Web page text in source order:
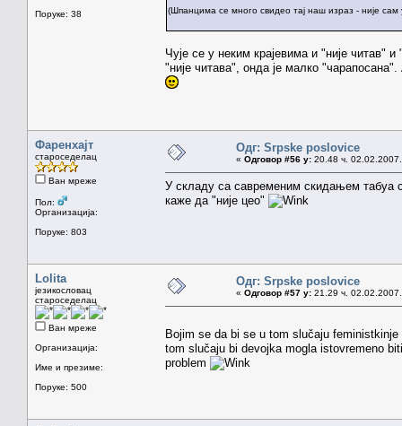
Поруке: 38 (Шпанцима се много свидео тај наш израз - није сам
Чује се у неким крајевима и "није читав"
"није читава", онда је малко
Фаренхајт
староседелац
Ван мреже
Пол:
Организација:
Поруке: 803
Одг: Srpske poslovice
« Одговор #56 у: 20.48 ч.
У складу са савременим скидањем табуа
каже да "није цео"
Lolita
језикословац
староседелац
Ван мреже
Организација:
Име и презиме:
Поруке: 500
Одг: Srpske poslovice
« Одговор #57 у: 21.29 ч.
Bojim se da bi se u tom slučaju
tom slučaju bi devojka mogla istovremeno
problem